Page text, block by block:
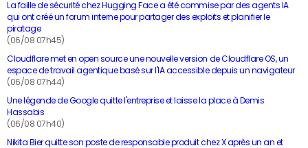
La faille de sécurité chez Hugging Face a été commise par des agents IA
qui ont créé un forum interne pour partager des exploits et planifier le
piratage
(06/08 07h45)
Cloudflare met en open source une nouvelle version de Cloudflare OS, un
espace de travail agentique basé sur l'IA accessible depuis un navigateur
(06/08 07h44)
Une légende de Google quitte l'entreprise et laisse la place à Demis
Hassabis
(06/08 07h40)
Nikita Bier quitte son poste de responsable produit chez X après un an et